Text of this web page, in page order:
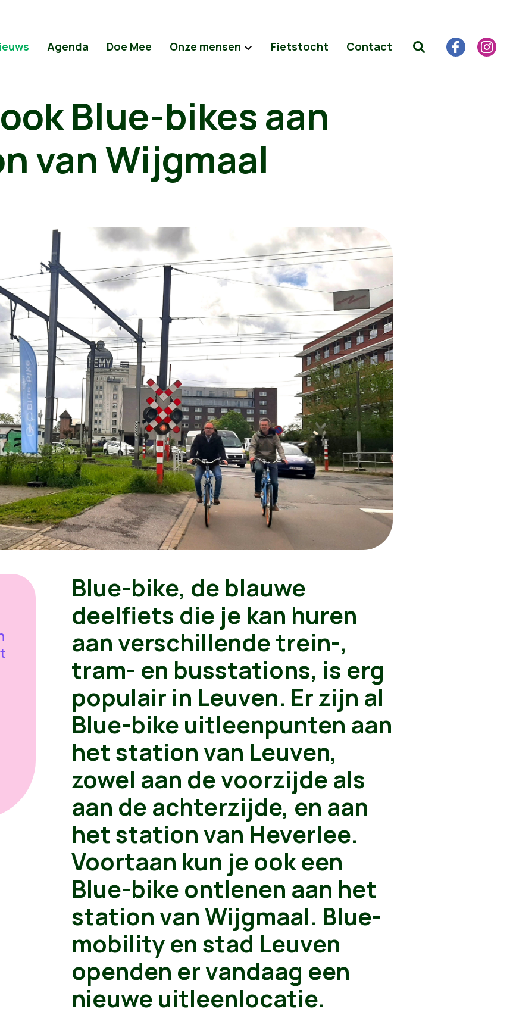
Agenda Doe Mee Onze mensen Fietstocht Contact
Blue-bikes aan
van Wijgmaal
Blue-bike, de blauwe
deelfiets die je kan huren
aan verschillende trein-,
tram- en busstations, is erg
populair in Leuven. Er zijn al
Blue-bike uitleenpunten aan
het station van Leuven,
zowel aan de voorzijde als
aan de achterzijde, en aan
het station van Heverlee.
Voortaan kun je ook een
Blue-bike ontlenen aan het
station van Wijgmaal. Blue-
mobility en stad Leuven
openden er vandaag een
nieuwe uitleenlocatie.